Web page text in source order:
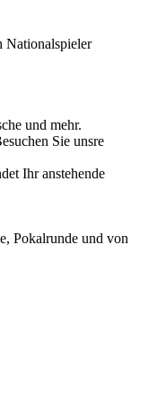
Nationalspieler
und mehr.
Sie unsre
Ihr anstehende
Pokalrunde und von